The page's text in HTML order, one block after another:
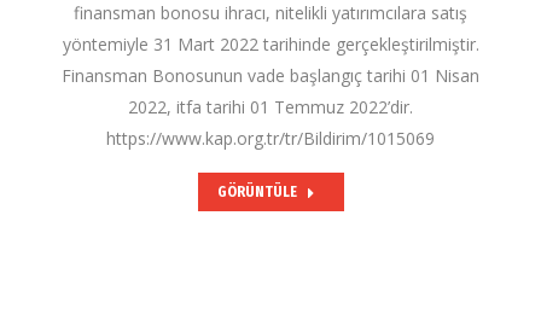
finansman bonosu ihracı, nitelikli yatırımcılara satış
yöntemiyle 31 Mart 2022 tarihinde gerçekleştirilmiştir.
Finansman Bonosunun vade başlangıç tarihi 01 Nisan
2022, itfa tarihi 01 Temmuz 2022’dir.
https://www.kap.org.tr/tr/Bildirim/1015069
GÖRÜNTÜLE